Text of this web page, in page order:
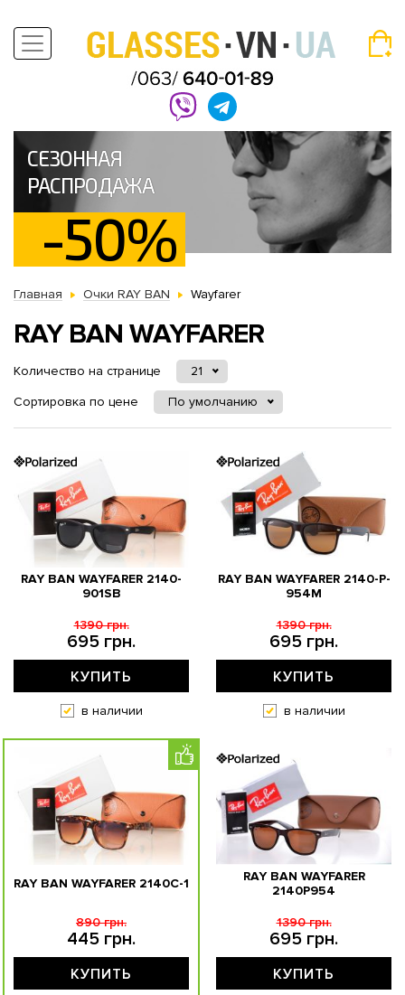
СЕЗОННАЯ
РАСПРОДАЖА
-50%
Главная Очки RAY BAN Wayfarer
RAY BAN WAYFARER
Количество на странице
21
Сортировка по цене
По умолчанию
RAY BAN WAYFARER 2140-
901SB
695 грн.
1390 грн.
КУПИТЬ
в наличии
RAY BAN WAYFARER 2140-P-
954M
695 грн.
1390 грн.
КУПИТЬ
в наличии
RAY BAN WAYFARER 2140C-1
445 грн.
890 грн.
КУПИТЬ
RAY BAN WAYFARER
2140P954
695 грн.
1390 грн.
КУПИТЬ